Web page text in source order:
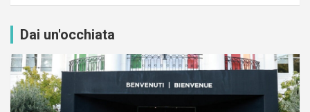
Dai un'occhiata